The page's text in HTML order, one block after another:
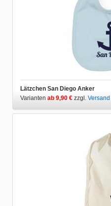
Lätzchen San Diego Anker
Varianten ab 9,90 € zzgl. Versand